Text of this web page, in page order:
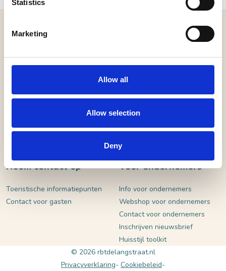
Statistics
Marketing
Allow all
Allow selection
Deny
Neem contact op
Toeristische informatiepunten
Contact voor gasten
Voor ondernemers
Info voor ondernemers
Webshop voor ondernemers
Contact voor ondernemers
Inschrijven nieuwsbrief
Huisstijl toolkit
© 2026 rbtdelangstraat.nl
Privacyverklaring Cookiebeleid